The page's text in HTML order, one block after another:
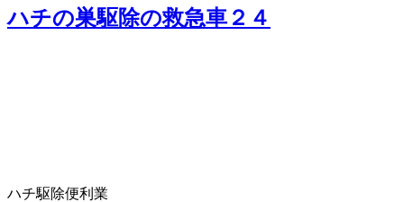
ハチの巣駆除の救急車２４
ハチ駆除便利業